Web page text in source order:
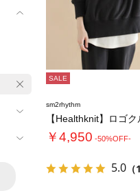
SALE
sm2rhythm
￥4,950 -50%OFF-
5.0 （